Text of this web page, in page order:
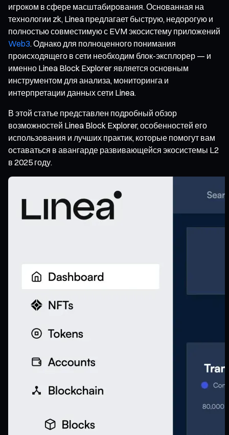
игроком в сфере масштабирования. Основанная на
технологии zk, Linea предлагает быструю, недорогую и
полностью совместимую с EVM экосистему приложений
Web3. Однако для полноценного понимания
происходящего в сети необходим блок-эксплорер — и
именно Linea Block Explorer является основным
инструментом для анализа, мониторинга и
интерпретации данных сети Linea.
В этой статье представлен подробный обзор
возможностей Linea Block Explorer, особенностей его
использования и лучших практик, которые помогут вам
оставаться в авангарде развивающейся экосистемы L2
в 2025 году.